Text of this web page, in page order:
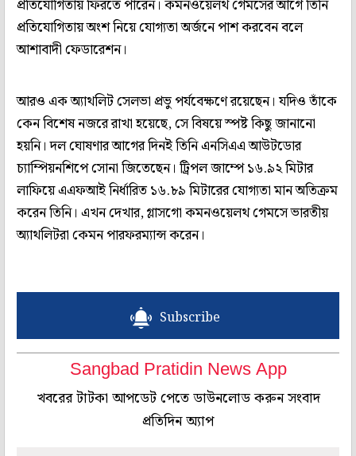
প্রতিযোগিতায় ফিরতে পারেন। কমনওয়েলথ গেমসের আগে তিনি
প্রতিযোগিতায় অংশ নিয়ে যোগ্যতা অর্জনে পাশ করবেন বলে
আশাবাদী ফেডারেশন।
আরও এক অ্যাথলিট সেলভা প্রভু পর্যবেক্ষণে রয়েছেন। যদিও তাঁকে
কেন বিশেষ নজরে রাখা হয়েছে, সে বিষয়ে স্পষ্ট কিছু জানানো
হয়নি। দল ঘোষণার আগের দিনই তিনি এনসিএএ আউটডোর
চ্যাম্পিয়নশিপে সোনা জিতেছেন। ট্রিপল জাম্পে ১৬.৯২ মিটার
লাফিয়ে এএফআই নির্ধারিত ১৬.৮৯ মিটারের যোগ্যতা মান অতিক্রম
করেন তিনি। এখন দেখার, গ্লাসগো কমনওয়েলথ গেমসে ভারতীয়
অ্যাথলিটরা কেমন পারফরম্যান্স করেন।
Subscribe
Sangbad Pratidin News App
খবরের টাটকা আপডেট পেতে ডাউনলোড করুন সংবাদ
প্রতিদিন অ্যাপ